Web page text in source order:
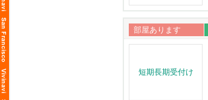
部屋あります